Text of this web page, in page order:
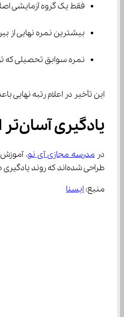
فقط یک گروه آزمایشی اصلی (ریاضی،
بیشترین نمره نهایی از بین نوبت‌ها به عنوان مبنای رتبه و پذیرش
نمره سوابق تحصیلی که توسط آموزش‌وپرورش محاسبه و ارسال می‌شود
این تأخیر در اعلام رتبه نهایی باعث افزایش
یادگیری آسان‌تر از همیشه
در مدرسه مجازی آی نو
طراحی شده‌اند که روند یادگیری طبیعی، لذت‌بخش و قابل تکرار باشد.
منبع: ایسنا